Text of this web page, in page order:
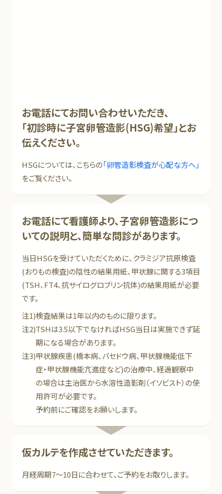
お電話にてお問い合わせいただき、
「初診時に子宮卵管造影(HSG)希望」とお
伝えください。
HSGについては、こちらの「卵管造影検査が心配な方へ」
をご覧ください。
お電話にて看護師より、子宮卵管造影につ
いての説明と、簡単な問診があります。
当日HSGを受けていただくために、クラミジア抗原検査
(おりもの検査)の陰性の結果用紙、甲状腺に関する3項目
(TSH、FT4、抗サイログロブリン抗体)の結果用紙が必要
です。
注1)検査結果は1年以内のものに限ります。
注2)TSHは3.5以下でなければHSG当日は実施できず延
期になる場合があります。
注3)甲状腺疾患(橋本病、バセドウ病、甲状腺機能低下
症・甲状腺機能亢進症など)の治療中、経過観察中
の場合は主治医から水溶性造影剤（イソビスト）の使
用許可が必要です。
予約前にご確認をお願いします。
仮カルテを作成させていただきます。
月経周期7～10日に合わせて、ご予約をお取りします。